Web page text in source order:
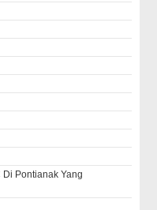
Pontianak Yang